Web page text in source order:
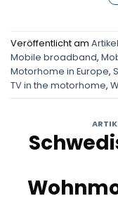
Veröffentlicht am
Mobile broadband,
Motorhome in Europe,
TV in the motorhome,